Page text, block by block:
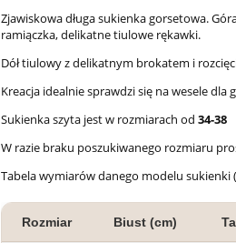
Zjawiskowa długa sukienka gorsetowa.
ramiączka, delikatne tiulowe rękawki.
Dół tiulowy z delikatnym brokatem i
Kreacja idealnie sprawdzi się na wesele
Sukienka szyta jest w rozmiarach od 34-38
W razie braku poszukiwanego rozmiaru
Tabela wymiarów danego modelu
Rozmiar Biust (cm)